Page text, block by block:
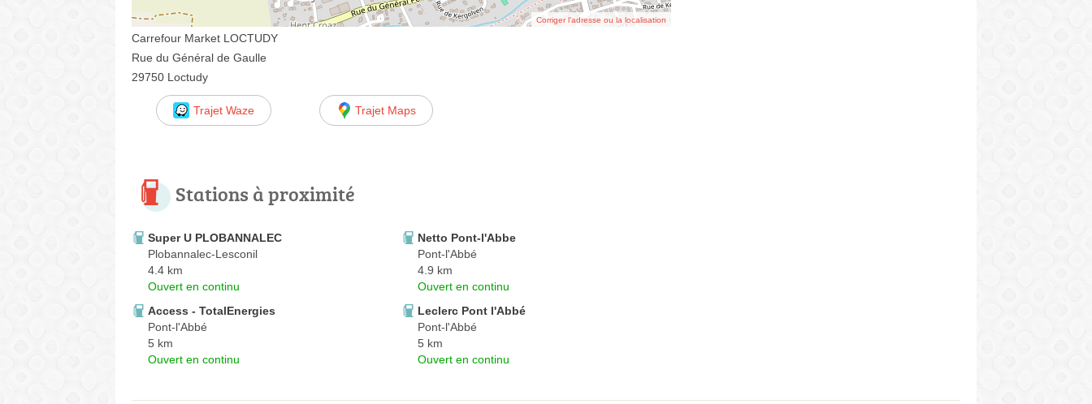
Corriger l’adresse ou la localisation
Carrefour Market LOCTUDY
Rue du Général de Gaulle
29750 Loctudy
Trajet Waze Trajet Maps
Stations à proximité
Super U PLOBANNALEC
Plobannalec-Lesconil
4.4 km
Ouvert en continu
Netto Pont-l'Abbe
Pont-l'Abbé
4.9 km
Ouvert en continu
Access - TotalEnergies
Pont-l'Abbé
5 km
Ouvert en continu
Leclerc Pont l'Abbé
Pont-l'Abbé
5 km
Ouvert en continu